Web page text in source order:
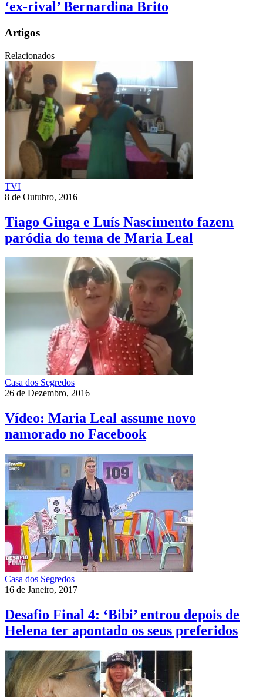
‘ex-rival’ Bernardina Brito
Artigos
Relacionados
TVI
8 de Outubro, 2016
Tiago Ginga e Luís Nascimento fazem
paródia do tema de Maria Leal
Casa dos Segredos
26 de Dezembro, 2016
Vídeo: Maria Leal assume novo
namorado no Facebook
Casa dos Segredos
16 de Janeiro, 2017
Desafio Final 4: ‘Bibi’ entrou depois de
Helena ter apontado os seus preferidos